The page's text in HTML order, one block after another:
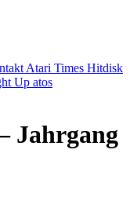
Atari Times Hitdisk
Up atos
Jahrgang